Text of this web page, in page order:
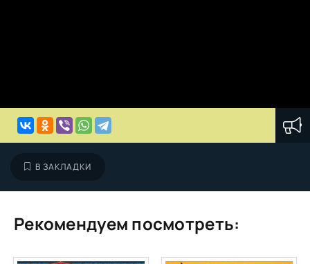
В ЗАКЛАДКИ
Рекомендуем посмотреть: